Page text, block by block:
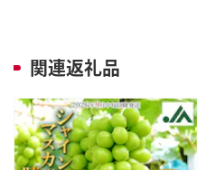
関連返礼品